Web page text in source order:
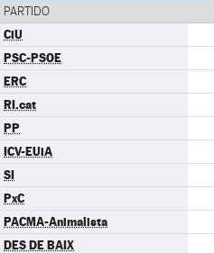
PARTIDO
CiU
PSC-PSOE
ERC
RI.cat
PP
ICV-EUiA
SI
PxC
PACMA-Animalista
DES DE BAIX